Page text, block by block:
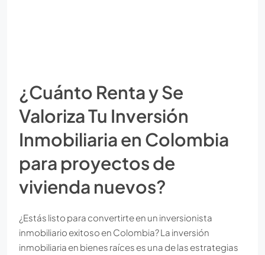
¿Cuánto Renta y Se
Valoriza Tu Inversión
Inmobiliaria en Colombia
para proyectos de
vivienda nuevos?
¿Estás listo para convertirte en un inversionista
inmobiliario exitoso en Colombia? La inversión
inmobiliaria en bienes raíces es una de las estrategias